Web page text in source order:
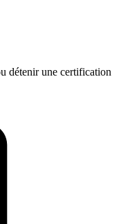
détenir une certification